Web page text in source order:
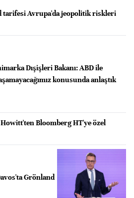
tarifesi Avrupa'da jeopolitik riskleri
Dışişleri Bakanı: ABD ile
konusunda anlaştık
Bloomberg HT'ye özel
Grönland